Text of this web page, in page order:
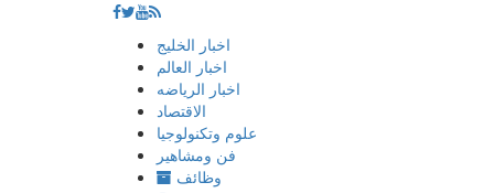
إذهب
المحتوى
اخبار الخليج
اخبار العالم
اخبار الرياضه
الاقتصاد
علوم وتكنولوجيا
فن ومشاهير
وظائف